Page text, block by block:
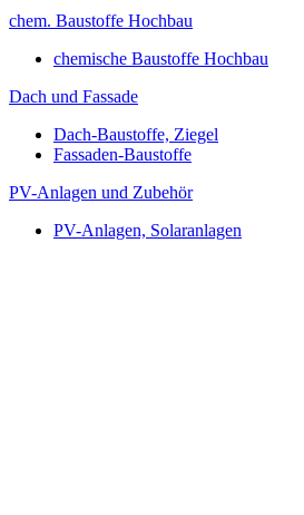
chem. Baustoffe Hochbau
chemische Baustoffe Hochbau
Dach und Fassade
Dach-Baustoffe, Ziegel
Fassaden-Baustoffe
PV-Anlagen und Zubehör
PV-Anlagen, Solaranlagen